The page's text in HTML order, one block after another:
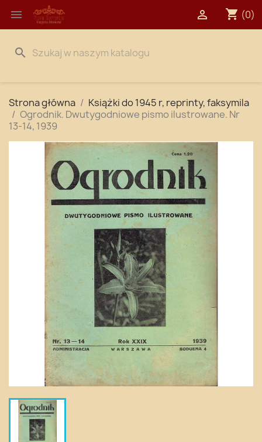
 shopping_cart (0)

search
Strona główna
Książki do 1945 r, reprinty, faksymila
Ogrodnik. Dwutygodniowe pismo ilustrowane. Nr
13-14, 1939